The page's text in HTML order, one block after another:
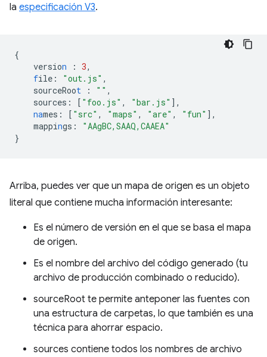
la especificación V3.
{
version : 3,
file : "out.js" ,
sourceRoot : "" ,
sources : [ "foo.js" , "bar.js" ],
names : [ "src" , "maps" , "are" , "fun" ],
mappings :
"AAgBC,SAAQ,CAAEA"
}
Arriba, puedes ver que un mapa de origen es un objeto
literal que contiene mucha información interesante:
Es el número de versión en el que se basa el mapa
de origen.
Es el nombre del archivo del código generado (tu
archivo de producción combinado o reducido).
sourceRoot te permite anteponer las fuentes con
una estructura de carpetas, lo que también es una
técnica para ahorrar espacio.
sources contiene todos los nombres de archivo